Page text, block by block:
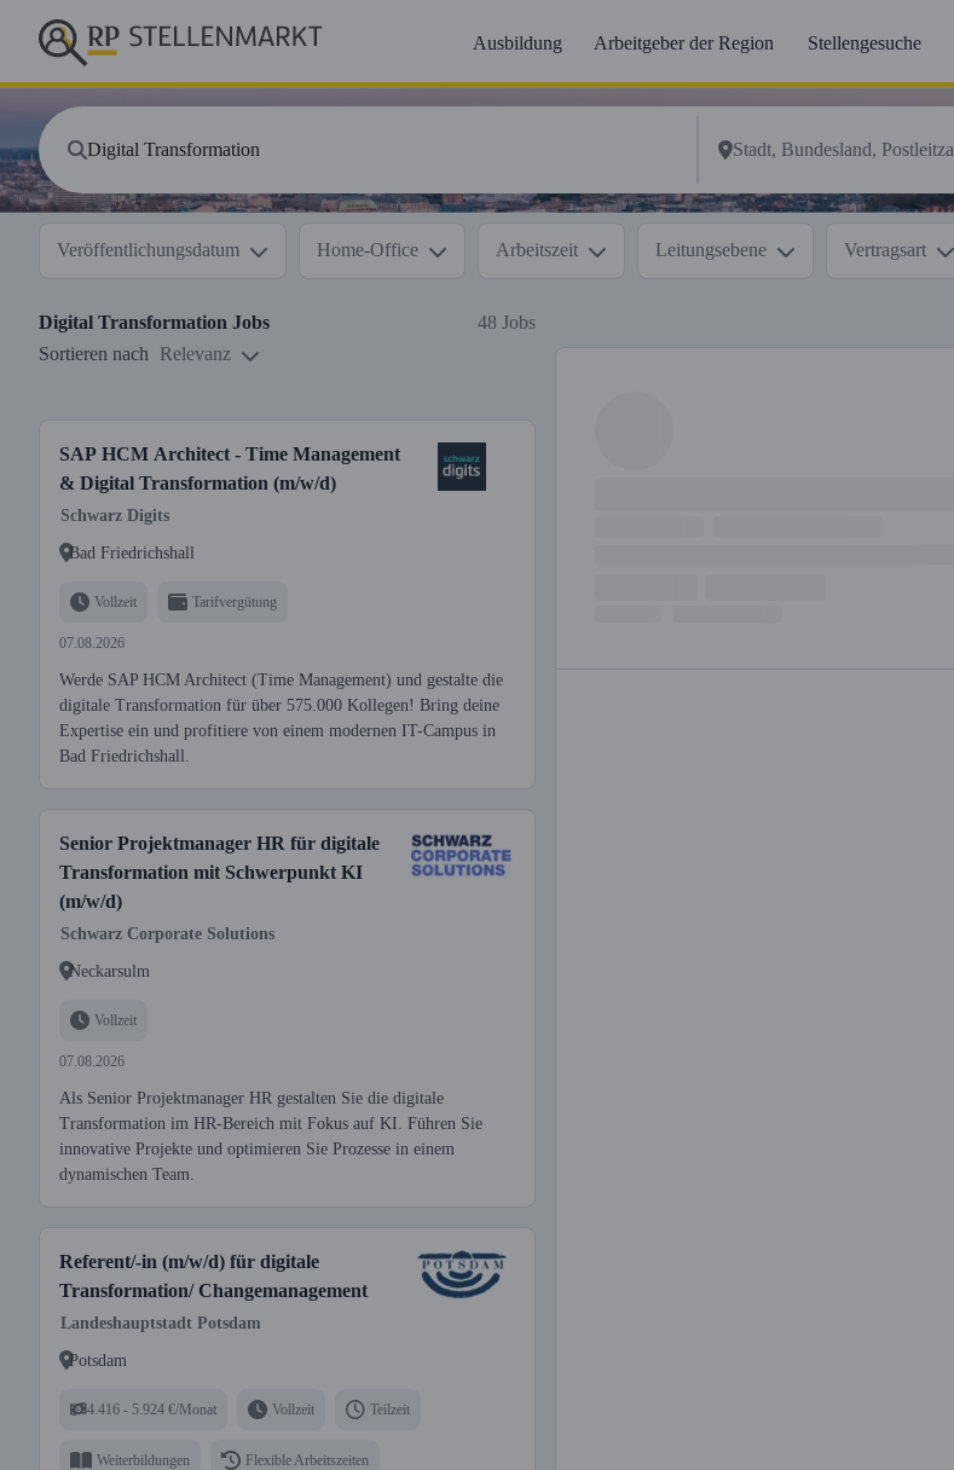
Ausbildung Arbeitgeber der Region Stellengesuche
Veröffentlichungsdatum Home-Office Arbeitszeit Leitungsebene Vertragsart
Digital Transformation Jobs
48 Jobs
Sortieren nach
Relevanz
SAP HCM Architect - Time Management
& Digital Transformation (m/w/d)
Schwarz Digits
Bad Friedrichshall
Vollzeit Tarifvergütung
07.08.2026
Werde SAP HCM Architect (Time Management) und gestalte die
digitale Transformation für über 575.000 Kollegen! Bring deine
Expertise ein und profitiere von einem modernen IT-Campus in
Bad Friedrichshall.
Senior Projektmanager HR für digitale
Transformation mit Schwerpunkt KI
(m/w/d)
Schwarz Corporate Solutions
Neckarsulm
Vollzeit
07.08.2026
Als Senior Projektmanager HR gestalten Sie die digitale
Transformation im HR-Bereich mit Fokus auf KI. Führen Sie
innovative Projekte und optimieren Sie Prozesse in einem
dynamischen Team.
Referent/-in (m/w/d) für digitale
Transformation/ Changemanagement
Landeshauptstadt Potsdam
Potsdam
4.416 - 5.924 €/Monat Vollzeit Teilzeit
Weiterbildungen Flexible Arbeitszeiten